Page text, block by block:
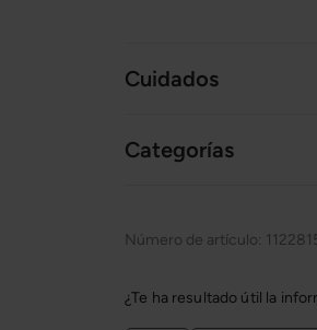
Cuidados
Categorías
Número de artículo:
¿Te ha resultado útil la